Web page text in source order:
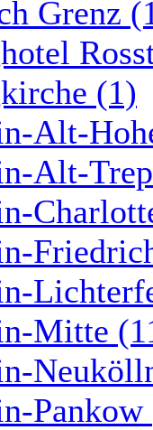
Grenz
(1)
Alt-
Alt-
Mitte
Pankow